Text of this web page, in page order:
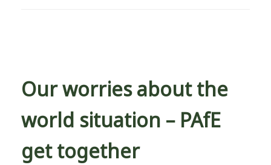
Our worries about the
world situation – PAfE
get together